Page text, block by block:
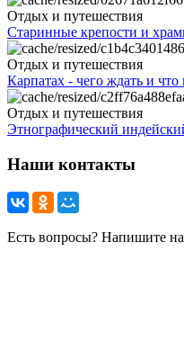
Отдых и путешествия
Старинные крепости и
Отдых и путешествия
Карпатах - чего ждать и что
Отдых и путешествия
Этнографический
Наши контакты
Есть вопросы? Напишите